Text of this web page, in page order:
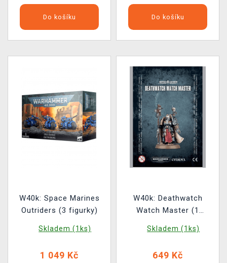
Do košíku Do košíku
W40k: Space Marines
Outriders (3 figurky)
Skladem (1ks)
1 049 Kč
W40k: Deathwatch
Watch Master (1
Skladem (1ks)
649 Kč